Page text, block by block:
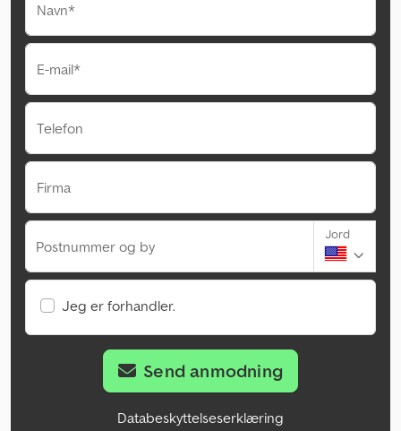
Navn*
E-mail*
Telefon
Firma
Postnummer og by
Jord
Jeg er forhandler.
Send anmodning
Databeskyttelseserklæring